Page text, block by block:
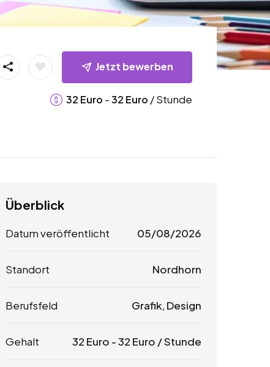
Jetzt bewerben
32 Euro -32 Euro / Stunde
Überblick
Datum veröffentlicht 05/08/2026
Standort Nordhorn
Berufsfeld Grafik, Design
Gehalt 32 Euro -32 Euro / Stunde